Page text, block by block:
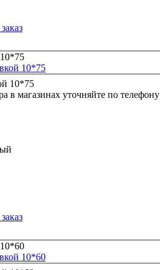
10*75
в магазинах уточняйте по телефону
10*60